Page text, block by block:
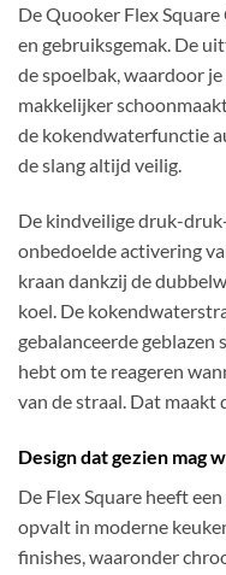
De Quooker Flex
en gebruiksgemak. De
de spoelbak, waardoor
makkelijker
de kokendwaterfunctie
de slang altijd veilig.
De kindveilige druk-
onbedoelde activering
kraan dankzij de
koel. De
gebalanceerde
hebt om te reageren
van de straal. Dat maakt
Design dat gezien mag
De Flex Square heeft
opvalt in moderne
finishes, waaronder